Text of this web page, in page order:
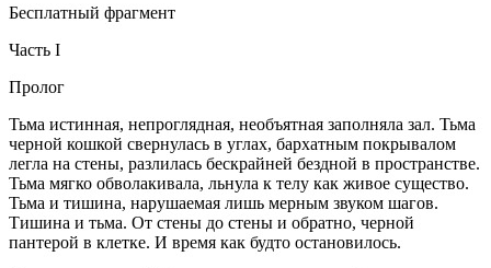
Бесплатный фрагмент
Часть I
Пролог
Тьма истинная, непроглядная, необъятная заполняла зал. Тьма
черной кошкой свернулась в углах, бархатным покрывалом
легла на стены, разлилась бескрайней бездной в пространстве.
Тьма мягко обволакивала, льнула к телу как живое существо.
Тьма и тишина, нарушаемая лишь мерным звуком шагов.
Тишина и тьма. От стены до стены и обратно, черной
пантерой в клетке. И время как будто остановилось.